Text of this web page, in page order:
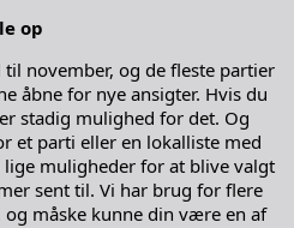
op
november, og de fleste partier
åbne for nye ansigter. Hvis du
stadig mulighed for det. Og
et parti eller en lokalliste med
muligheder for at blive valgt
sent til. Vi har brug for flere
måske kunne din være en af